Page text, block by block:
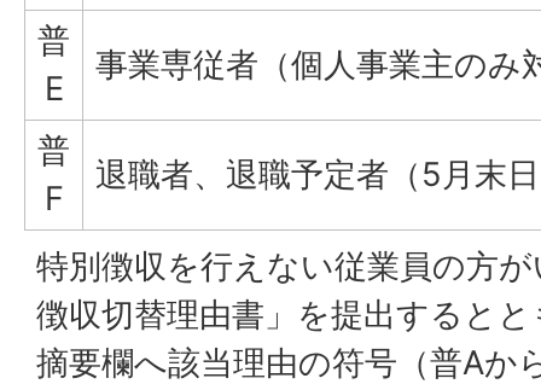
普
E
事業専従者（個人事業主のみ
普
F
退職者、退職予定者（5月末
特別徴収を行えない従業員の方
徴収切替理由書」を提出すると
摘要欄へ該当理由の符号（普Aか